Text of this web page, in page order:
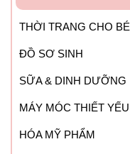
THỜI TRANG CHO BÉ
ĐỒ SƠ SINH
SỮA & DINH DƯỠNG
MÁY MÓC THIẾT YẾU
HÓA MỸ PHẨM